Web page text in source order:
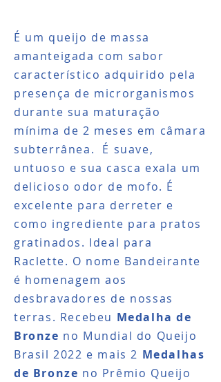
É um queijo de massa
amanteigada com sabor
característico adquirido pela
presença de microrganismos
durante sua maturação
mínima de 2 meses em câmara
subterrânea. É suave,
untuoso e sua casca exala um
delicioso odor de mofo. É
excelente para derreter e
como ingrediente para pratos
gratinados. Ideal para
Raclette. O nome Bandeirante
é homenagem aos
desbravadores de nossas
terras. Recebeu Medalha de
Bronze no Mundial do Queijo
Brasil 2022 e mais 2 Medalhas
de Bronze no Prêmio Queijo